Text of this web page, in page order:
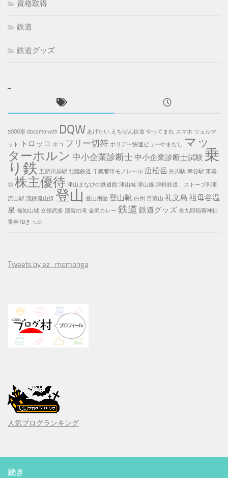
資格取得
鉄道
鉄道グッズ
5000形 docomo with DQW あげたい えちぜん鉄道 やってまれ スマホ ツェルマ
ット
トロッコ ネコ フリー切符 ホリデー快速ビューやまなし マッ
ターホルン 中小企業診断士 中小企業診断士試験 乗
り鉄 五所川原駅 北陸鉄道 千葉都市モノレール 唐松岳 外川駅 幸谷駅 東尋
坊 株主優待 津山まなびの鉄道館 津山城 津山線 津軽鉄道 ストーブ列車
流山駅 流鉄流山線 登山 登山用品 登山靴 白州 百蔵山 礼文島 祖母谷温
泉 福知山城 立佞武多 那智の滝 金沢カレー 鉄道 鉄道グッズ 長九郎稲荷神社
青春18きっぷ
Tweets by ez_momonga
人気ブログランキング
続き